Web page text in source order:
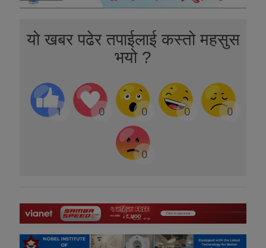
यो खबर पढेर तपाईलाई कस्तो महसुस
भयो ?
1 0 0 0 0
0